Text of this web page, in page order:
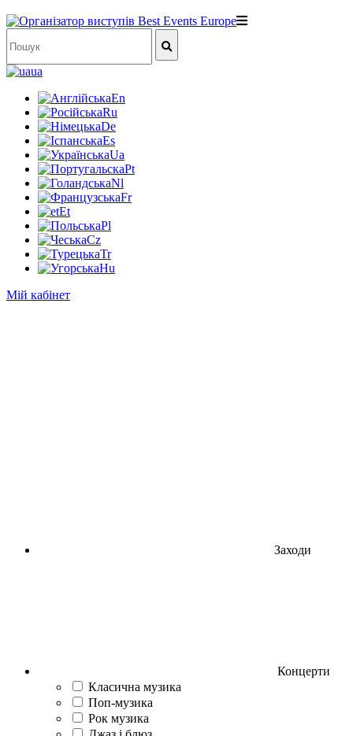
ua
En
Ru
De
Es
Ua
Pt
Nl
Fr
Et
Pl
Cz
Tr
Hu
Мій кабінет
Заходи
Концерти
Класична музика
Поп-музика
Рок музика